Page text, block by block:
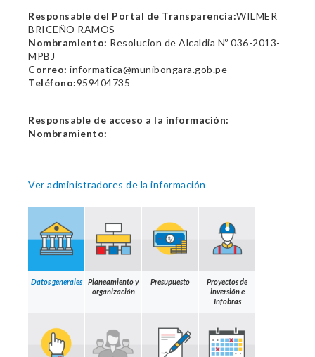
Responsable del Portal de Transparencia:WILMER
BRICEÑO RAMOS
Nombramiento: Resolucion de Alcaldia Nº 036-2013-
MPBJ
Correo: informatica@munibongara.gob.pe
Teléfono:959404735
Responsable de acceso a la información:
Nombramiento:
Ver administradores de la información
Datos generales
Planeamiento y
organización
Presupuesto
Proyectos de
inversión e
Infobras